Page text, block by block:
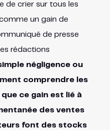
de crier sur tous les
un gain de
de presse
rédactions
négligence ou
comprendre les
ce gain est lié à
des ventes
font des stocks